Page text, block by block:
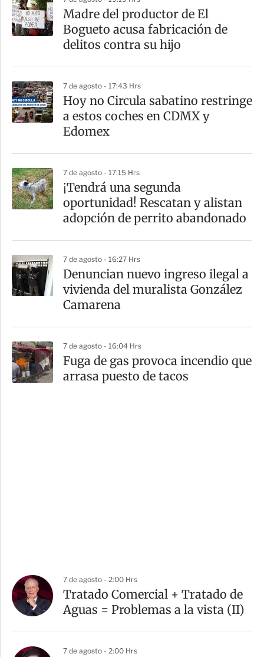
a
r
t
Madre del productor de El
Bogueto acusa fabricación de
delitos contra su hijo
7 de agosto - 17:43 Hrs
Hoy no Circula sabatino restringe
a estos coches en CDMX y
Edomex
7 de agosto - 17:15 Hrs
¡Tendrá una segunda
oportunidad! Rescatan y alistan
adopción de perrito abandonado
7 de agosto - 16:27 Hrs
Denuncian nuevo ingreso ilegal a
vivienda del muralista González
Camarena
7 de agosto - 16:04 Hrs
Fuga de gas provoca incendio que
arrasa puesto de tacos
7 de agosto - 2:00 Hrs
Tratado Comercial + Tratado de
Aguas = Problemas a la vista (II)
7 de agosto - 2:00 Hrs